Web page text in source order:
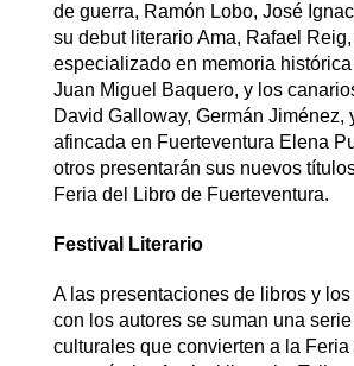
de guerra, Ramón Lobo, José
su debut literario Ama, Rafael
especializado en memoria histórica
Juan Miguel Baquero, y los
David Galloway, Germán Jiménez,
afincada en Fuerteventura Elena
otros presentarán sus nuevos
Feria del Libro de Fuerteventura.
Festival Literario
A las presentaciones de libros y
con los autores se suman una
culturales que convierten a la Feria